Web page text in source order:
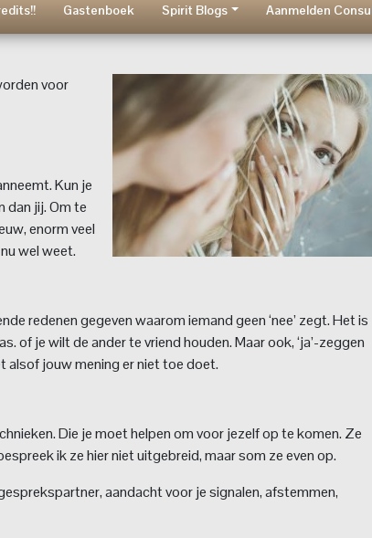
Gastenboek Spirit Blogs Aanmelden
voor
Kun je
dan jij. Om te
enorm veel
wel weet.
redenen gegeven waarom iemand geen ‘nee’ zegt. Het is
of je wilt de ander te vriend houden. Maar ook, ‘ja’-zeggen
alsof jouw mening er niet toe doet.
Die je moet helpen om voor jezelf op te komen. Ze
ik ze hier niet uitgebreid, maar som ze even op.
aandacht voor je signalen, afstemmen,